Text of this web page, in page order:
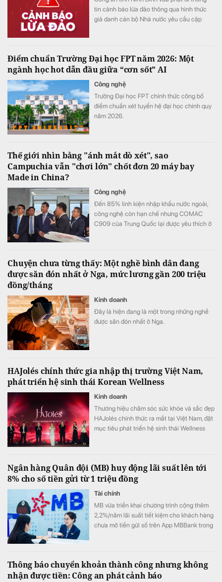
tin cảnh báo lừa đảo thông qua hình thức
giả danh cán bộ Nhà nước yêu cầu cập
Điểm chuẩn Trường Đại học FPT năm 2026: Một
ngành học hot dẫn đầu giữa “cơn sốt” AI
Công nghệ
Trường Đại học FPT chính thức công bố
điểm chuẩn xét tuyển hệ đại học chính quy
năm 2026.
Thế giới nhìn bằng "ánh mắt dò xét", sao
Campuchia vẫn "chơi lớn" chốt đơn 20 máy bay
Made in China?
Công nghệ
Đến 85% linh kiện nhập khẩu nước ngoài,
công nghệ còn hạn chế nhưng COMAC
C909 của Trung Quốc lại được yêu thích ở
Chuyện chưa từng thấy: Một nghề bình dân đang
được săn đón nhất ở Nga, mức lương gần 200 triệu
đồng/tháng
Kinh doanh
Đây là hiện đang là một trong những nghề
được săn đón nhất ở Nga.
HAJolés chính thức gia nhập thị trường Việt Nam,
phát triển hệ sinh thái Korean Wellness
Kinh doanh
Thương hiệu chăm sóc sức khỏe và sắc đẹp
HAJolés chính thức ra mắt tại Việt Nam, đặt
mục tiêu phát triển hệ sinh thái Wellness
Ngân hàng Quân đội (MB) huy động lãi suất lên tới
8% cho số tiền gửi từ 1 triệu đồng
Tài chính
MB vừa triển khai chương trình cộng thêm
2,2%/năm lãi suất tiết kiệm cho khách hàng
chưa mở tiền gửi số trên App MBBank trong
Thông báo chuyển khoản thành công nhưng không
nhận được tiền: Công an phát cảnh báo